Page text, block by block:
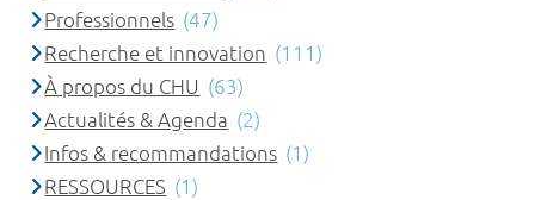
Professionnels (47)
Recherche et innovation (111)
À propos du CHU (63)
Actualités & Agenda (2)
Infos & recommandations (1)
RESSOURCES (1)